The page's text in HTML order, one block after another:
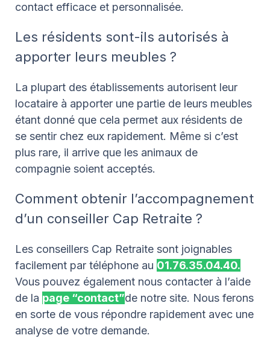
contact efficace et personnalisée.
Les résidents sont-ils autorisés à
apporter leurs meubles ?
La plupart des établissements autorisent leur
locataire à apporter une partie de leurs meubles
étant donné que cela permet aux résidents de
se sentir chez eux rapidement. Même si c’est
plus rare, il arrive que les animaux de
compagnie soient acceptés.
Comment obtenir l’accompagnement
d’un conseiller Cap Retraite ?
Les conseillers Cap Retraite sont joignables
facilement par téléphone au 01.76.35.04.40.
Vous pouvez également nous contacter à l’aide
de la page “contact”de notre site. Nous ferons
en sorte de vous répondre rapidement avec une
analyse de votre demande.